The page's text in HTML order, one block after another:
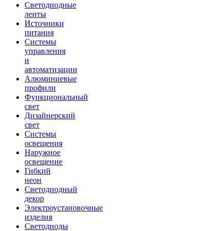
Светодиодные
ленты
Источники
питания
Системы
управления
и
автоматизации
Алюминиевые
профили
Функциональный
свет
Дизайнерский
свет
Системы
освещения
Наружное
освещение
Гибкий
неон
Светодиодный
декор
Электроустановочные
изделия
Светодиоды